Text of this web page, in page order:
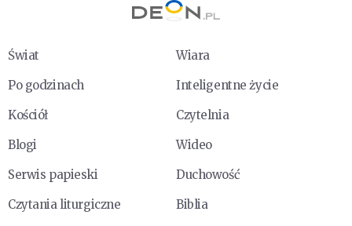
Świat
Wiara
Po godzinach
Inteligentne życie
Kościół
Czytelnia
Blogi
Wideo
Serwis papieski
Duchowość
Czytania liturgiczne
Biblia